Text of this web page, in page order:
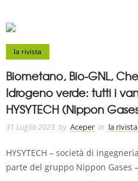
la rivista
Biometano, Bio-GNL,
Idrogeno verde: tutti i
HYSYTECH (Nippon
31 Luglio 2023 by Aceper in la rivista
HYSYTECH – società di
parte del gruppo Nippon Gases